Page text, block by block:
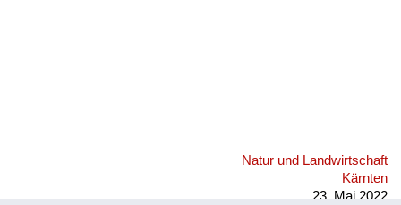
Natur und Landwirtschaft
Kärnten
23. Mai 2022